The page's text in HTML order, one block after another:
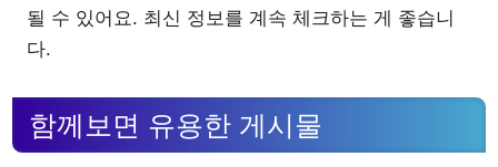
될 수 있어요. 최신 정보를 계속 체크하는 게 좋습니
다.
함께보면 유용한 게시물